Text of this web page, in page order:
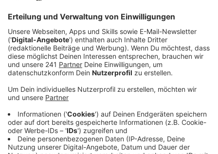
Veröffentlicht: Dienstag, 24.02.2026 14:38
Anzeige
Gute Ausgangslage vor Rückspiel in der
Anzeige